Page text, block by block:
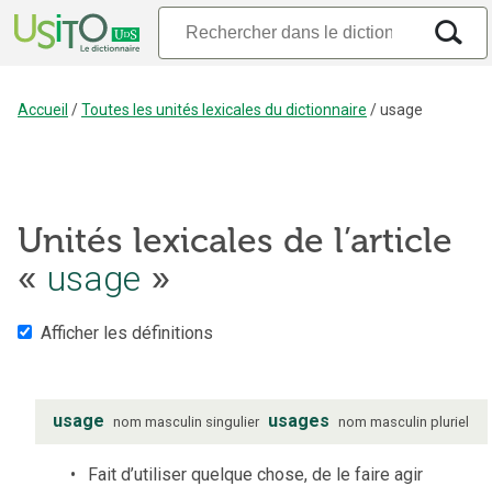
Accueil /Toutes les unités lexicales du dictionnaire /usage
Unités lexicales de l’article
« usage »
Afficher les définitions
usage nom masculin singulier usages nom masculin pluriel
Fait d’utiliser quelque chose, de le faire agir